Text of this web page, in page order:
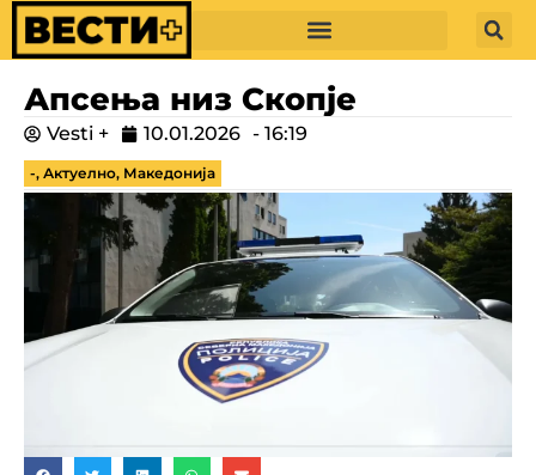
Апсења низ Скопје
Vesti + 10.01.2026 - 16:19
-, Актуелно, Македонија